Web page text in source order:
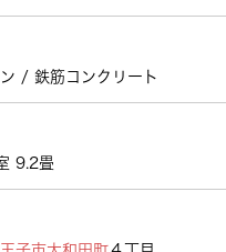
/ 鉄筋コンクリート
9.2畳